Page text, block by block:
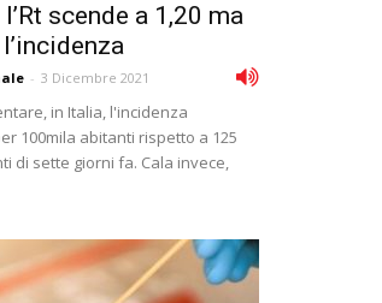
scende a 1,20 ma
- 3 Dicembre 2021
in Italia, l'incidenza
100mila abitanti rispetto a 125
di sette giorni fa. Cala invece,